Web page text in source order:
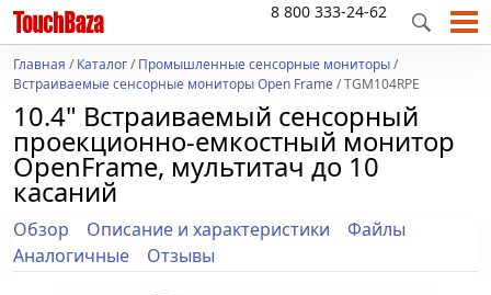
8 800 333-24-62
Главная /Каталог/Промышленные сенсорные мониторы/
Встраиваемые сенсорные мониторы Open Frame/ TGM104RPE
10.4" Встраиваемый сенсорный
проекционно-емкостный монитор
OpenFrame, мультитач до 10
касаний
Обзор Описание и характеристики
Файлы
Аналогичные
Отзывы